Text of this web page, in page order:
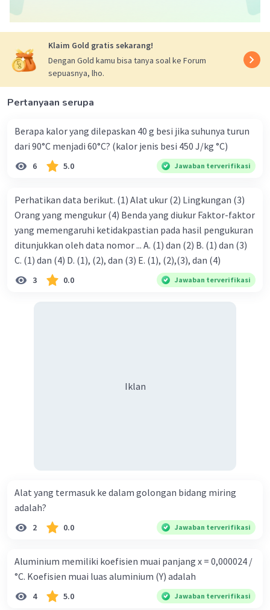
Klaim Gold gratis sekarang!
Dengan Gold kamu bisa tanya soal ke Forum
sepuasnya, lho.
Pertanyaan serupa
Berapa kalor yang dilepaskan 40 g besi jika suhunya turun
dari 90°C menjadi 60°C? (kalor jenis besi 450 J/kg °C)
6 5.0 Jawaban terverifikasi
Perhatikan data berikut. (1) Alat ukur (2) Lingkungan (3)
Orang yang mengukur (4) Benda yang diukur Faktor-faktor
yang memengaruhi ketidakpastian pada hasil pengukuran
ditunjukkan oleh data nomor ... A. (1) dan (2) B. (1) dan (3)
C. (1) dan (4) D. (1), (2), dan (3) E. (1), (2),(3), dan (4)
3 0.0 Jawaban terverifikasi
Iklan
Alat yang termasuk ke dalam golongan bidang miring
adalah?
2 0.0 Jawaban terverifikasi
Aluminium memiliki koefisien muai panjang x = 0,000024 /
°C. Koefisien muai luas aluminium (Y) adalah
4 5.0 Jawaban terverifikasi